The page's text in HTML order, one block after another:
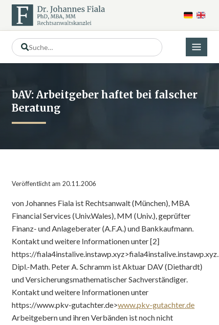
bAV: Arbeitgeber haftet bei falscher
Beratung
Veröffentlicht am 20.11.2006
von Johannes Fiala ist Rechtsanwalt (München), MBA
Financial Services (Univ.Wales), MM (Univ.), geprüfter
Finanz- und Anlageberater (A.F.A.) und Bankkaufmann.
Kontakt und weitere Informationen unter [2]
https://fiala4instalive.instawp.xyz>fiala4instalive.instawp.xyz.
Dipl.-Math. Peter A. Schramm ist Aktuar DAV (Diethardt)
und Versicherungsmathematischer Sachverständiger.
Kontakt und weitere Informationen unter
https://www.pkv-gutachter.de>www.pkv-gutachter.de
Arbeitgebern und ihren Verbänden ist noch nicht